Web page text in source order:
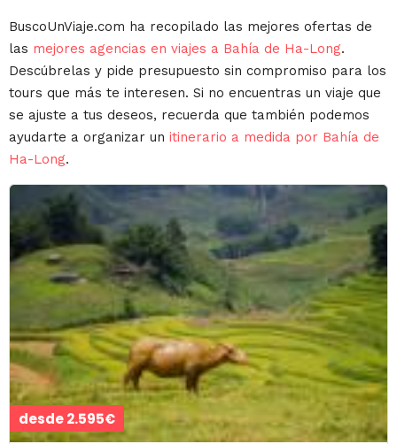
BuscoUnViaje.com ha recopilado las mejores ofertas de
las mejores agencias en viajes a Bahía de Ha-Long.
Descúbrelas y pide presupuesto sin compromiso para los
tours que más te interesen. Si no encuentras un viaje que
se ajuste a tus deseos, recuerda que también podemos
ayudarte a organizar un itinerario a medida por Bahía de
Ha-Long.
desde 2.595€